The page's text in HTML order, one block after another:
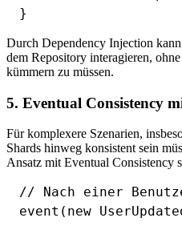
Durch Dependency Injection
dem Repository interagieren,
kümmern zu müssen.
5. Eventual Consistency
Für komplexere Szenarien,
Shards hinweg konsistent sein
Ansatz mit Eventual Consistency
// Nach einer
event(new